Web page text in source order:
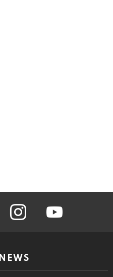
instagram